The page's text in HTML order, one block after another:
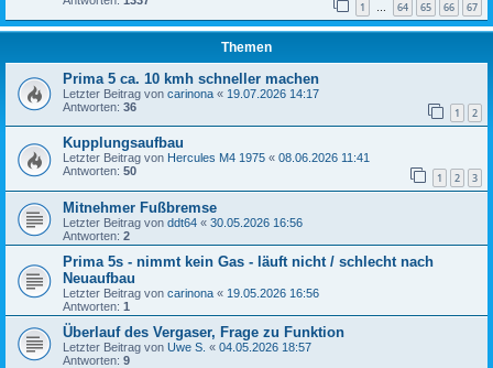
1 … 64 65 66 67
Themen
Prima 5 ca. 10 kmh schneller machen
Letzter Beitrag von carinona « 19.07.2026 14:17
Antworten: 36 1 2
Kupplungsaufbau
Letzter Beitrag von Hercules M4 1975 « 08.06.2026 11:41
Antworten: 50 1 2 3
Mitnehmer Fußbremse
Letzter Beitrag von ddt64 « 30.05.2026 16:56
Antworten: 2
Prima 5s - nimmt kein Gas - läuft nicht / schlecht nach
Neuaufbau
Letzter Beitrag von carinona « 19.05.2026 16:56
Antworten: 1
Überlauf des Vergaser, Frage zu Funktion
Letzter Beitrag von Uwe S. « 04.05.2026 18:57
Antworten: 9